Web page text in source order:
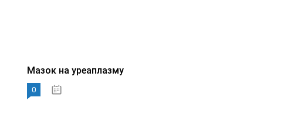
Мазок на уреаплазму
0